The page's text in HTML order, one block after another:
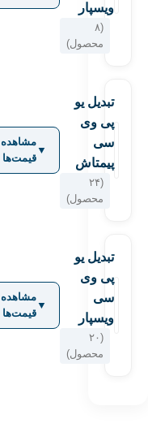
ویسپار
(۸
محصول)
تبدیل یو
پی وی
سی
پیمتاش
(۲۴
محصول)
▼
مشاهده
قیمت‌ها
تبدیل یو
پی وی
سی
ویسپار
(۲۰
محصول)
▼
مشاهده
قیمت‌ها